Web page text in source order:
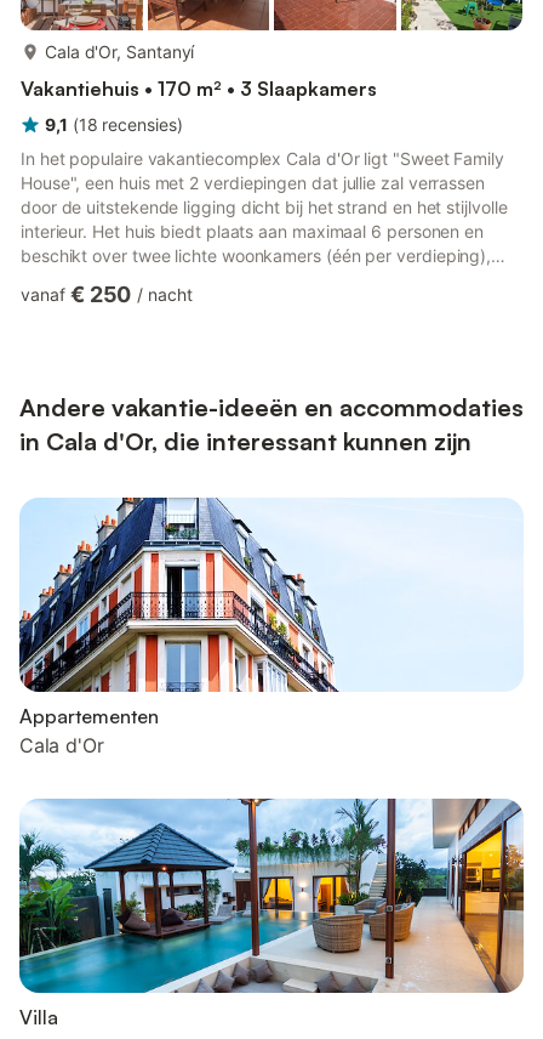
Cala d'Or, Santanyí
Vakantiehuis • 170 m² • 3 Slaapkamers
9,1 (18 recensies)
In het populaire vakantiecomplex Cala d'Or ligt "Sweet Family
House", een huis met 2 verdiepingen dat jullie zal verrassen
door de uitstekende ligging dicht bij het strand en het stijlvolle
interieur. Het huis biedt plaats aan maximaal 6 personen en
beschikt over twee lichte woonkamers (één per verdieping),
Verder zijn er wifi, airconditioning, kabel-tv, speelgoed, een
vanaf € 250 / nacht
Andere vakantie-ideeën en accommodaties
in Cala d'Or, die interessant kunnen zijn
Appartementen
Cala d'Or
Villa